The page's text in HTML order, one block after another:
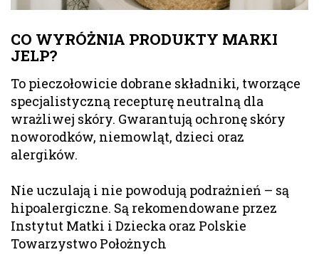
CO WYRÓŻNIA PRODUKTY MARKI
JELP?
To pieczołowicie dobrane składniki, tworzące
specjalistyczną recepturę neutralną dla
wrażliwej skóry. Gwarantują ochronę skóry
noworodków, niemowląt, dzieci oraz
alergików.
Nie uczulają i nie powodują podrażnień – są
hipoalergiczne. Są rekomendowane przez
Instytut Matki i Dziecka oraz Polskie
Towarzystwo Położnych